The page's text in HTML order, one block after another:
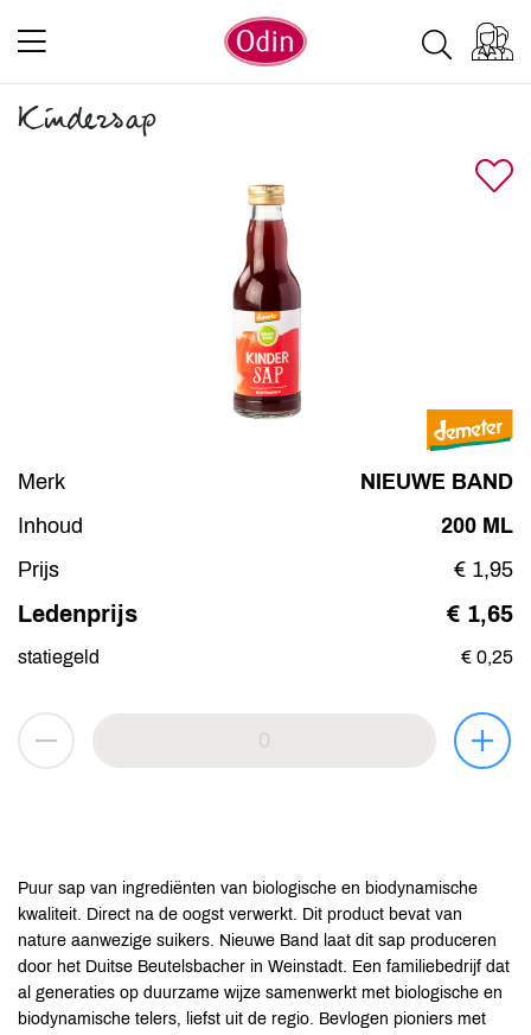
Kindersap
Merk
NIEUWE BAND
Inhoud
200 ML
Prijs
€ 1,95
Ledenprijs € 1,65
statiegeld € 0,25
Puur sap van ingrediënten van biologische en biodynamische
kwaliteit. Direct na de oogst verwerkt. Dit product bevat van
nature aanwezige suikers. Nieuwe Band laat dit sap produceren
door het Duitse Beutelsbacher in Weinstadt. Een familiebedrijf dat
al generaties op duurzame wijze samenwerkt met biologische en
biodynamische telers, liefst uit de regio. Bevlogen pioniers met